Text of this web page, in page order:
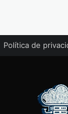
Política de